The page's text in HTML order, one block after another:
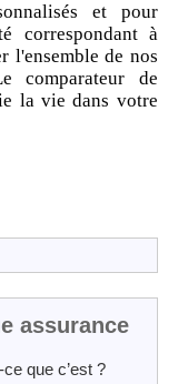
et pour
correspondant à
l'ensemble de nos
comparateur de
la vie dans votre
assurance
que c’est ?